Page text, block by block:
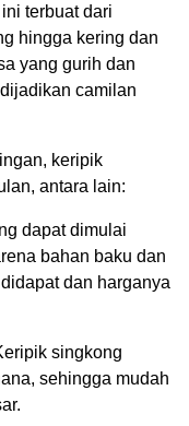
terbuat dari
hingga kering dan
yang gurih dan
camilan
keripik
antara lain:
dapat dimulai
bahan baku dan
dan harganya
singkong
sehingga mudah